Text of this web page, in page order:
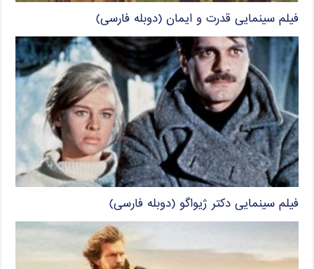
فیلم سینمایی قدرت و ایمان (دوبله فارسی)
فیلم سینمایی دکتر ژیواگو (دوبله فارسی)